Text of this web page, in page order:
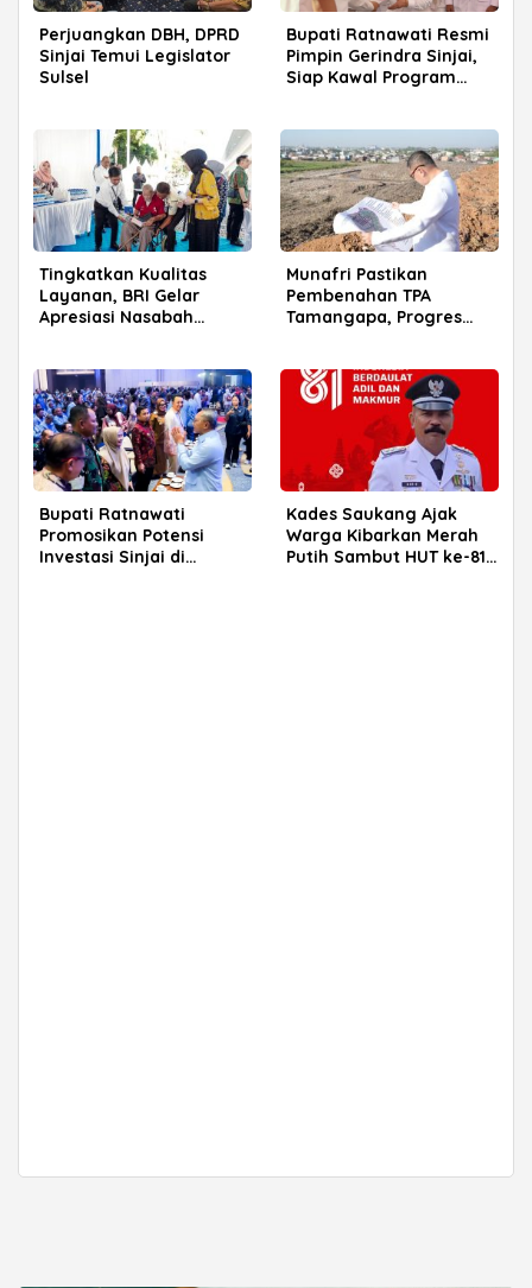
Perjuangkan DBH, DPRD
Sinjai Temui Legislator
Sulsel
Bupati Ratnawati Resmi
Pimpin Gerindra Sinjai,
Siap Kawal Program
Tingkatkan Kualitas
Layanan, BRI Gelar
Apresiasi Nasabah
Munafri Pastikan
Pembenahan TPA
Tamangapa, Progres
Bupati Ratnawati
Promosikan Potensi
Investasi Sinjai di
Kades Saukang Ajak
Warga Kibarkan Merah
Putih Sambut HUT ke-81